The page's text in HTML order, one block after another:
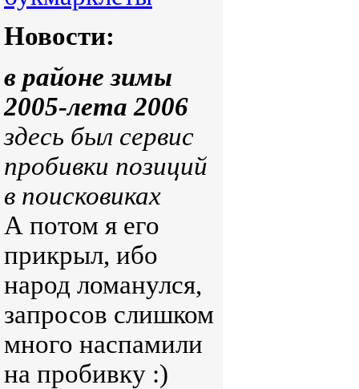
Новости:
в районе зимы
2005-лета 2006
здесь был сервис
пробивки позиций
в поисковиках
А потом я его
прикрыл, ибо
народ ломанулся,
запросов слишком
много наспамили
на пробивку :)